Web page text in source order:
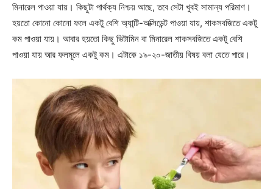
মিনারেল পাওয়া যায়। কিছুটা পার্থক্য নিশ্চয় আছে, তবে সেটা খুবই সামান্য পরিমাণ।
হয়তো কোনো কোনো ফলে একটু বেশি অ্যান্টি-অক্সিডেন্ট পাওয়া যায়, শাকসবজিতে একটু
কম পাওয়া যায়। আবার হয়তো কিছু ভিটামিন বা মিনারেল শাকসবজিতে একটু বেশি
পাওয়া যায় আর ফলমূলে একটু কম। এটাকে ১৯-২০-জাতীয় বিষয় বলা যেতে পারে।